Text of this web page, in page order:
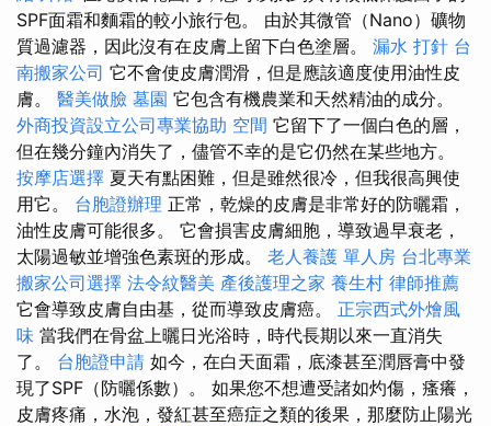
SPF面霜和麵霜的較小旅行包。 由於其微管（Nano）礦物
質過濾器，因此沒有在皮膚上留下白色塗層。 漏水 打針 台
南搬家公司 它不會使皮膚潤滑，但是應該適度使用油性皮
膚。 醫美做臉 墓園 它包含有機農業和天然精油的成分。
外商投資設立公司專業協助 空間 它留下了一個白色的層，
但在幾分鐘內消失了，儘管不幸的是它仍然在某些地方。
按摩店選擇 夏天有點困難，但是雖然很冷，但我很高興使
用它。 台胞證辦理 正常，乾燥的皮膚是非常好的防曬霜，
油性皮膚可能很多。 它會損害皮膚細胞，導致過早衰老，
太陽過敏並增強色素斑的形成。 老人養護 單人房 台北專業
搬家公司選擇 法令紋醫美 產後護理之家 養生村 律師推薦
它會導致皮膚自由基，從而導致皮膚癌。 正宗西式外燴風
味 當我們在骨盆上曬日光浴時，時代長期以來一直消失
了。 台胞證申請 如今，在白天面霜，底漆甚至潤唇膏中發
現了SPF（防曬係數）。 如果您不想遭受諸如灼傷，瘙癢，
皮膚疼痛，水泡，發紅甚至癌症之類的後果，那麼防止陽光